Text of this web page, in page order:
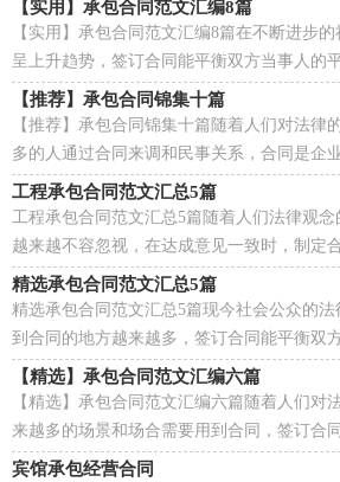
【实用】承包合同范文汇编8篇
【实用】承包合同范文汇编8篇在不断进步
呈上升趋势，签订合同能平衡双方当事人的
的合同要怎么写呢？下面是小编整理的承包
【推荐】承包合同锦集十篇
【推荐】承包合同锦集十篇随着人们对法律
多的人通过合同来调和民事关系，合同是企
因素。知道吗，写合同可是有方法的哦，以
工程承包合同范文汇总5篇
工程承包合同范文汇总5篇随着人们法律观
越来越不容忽视，在达成意见一致时，制定
由。那么常见的合同书是什么样的呢？以下
精选承包合同范文汇总5篇
精选承包合同范文汇总5篇现今社会公众的
到合同的地方越来越多，签订合同能平衡双
么大家知道合法的合同书怎么写吗？下面是
【精选】承包合同范文汇编六篇
【精选】承包合同范文汇编六篇随着人们对
来越多的场景和场合需要用到合同，签订合
之一。知道吗，写合同可是有方法的哦，以
宾馆承包经营合同